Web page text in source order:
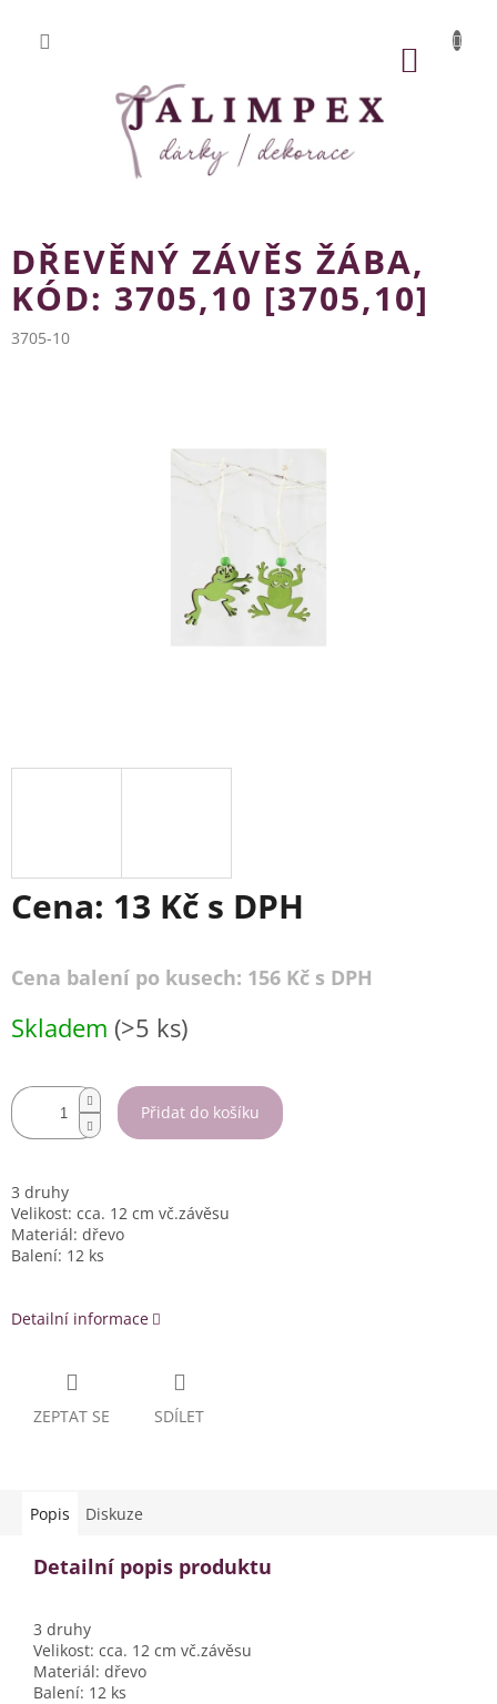
obsah
DŘEVĚNÝ ZÁVĚS ŽÁBA,
KÓD: 3705,10 [3705,10]
3705-10
Cena: 13 Kč s DPH
Cena balení po kusech: 156 Kč s DPH
cena:
Skladem (>5 ks)
Přidat do košíku
3 druhy
Velikost: cca. 12 cm vč.závěsu
Materiál: dřevo
Balení: 12 ks
Detailní informace
ZEPTAT SE SDÍLET
Popis Diskuze
Detailní popis produktu
3 druhy
Velikost: cca. 12 cm vč.závěsu
Materiál: dřevo
Balení: 12 ks